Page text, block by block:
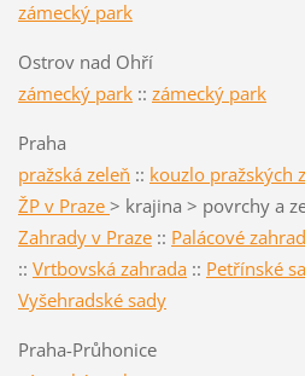
zámecký park
Ostrov nad Ohří
zámecký park:: zámecký park
Praha
pražská zeleň :: kouzlo pražských
ŽP v Praze > krajina > povrchy a
Zahrady v Praze:: Palácové
:: Vrtbovská zahrada:: Petřínské
Vyšehradské sady
Praha-Průhonice